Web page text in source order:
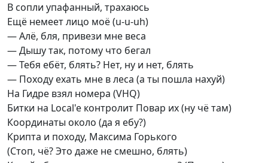
В сопли упафанный, трахаюсь
Ещё немеет лицо моё (u-u-uh)
— Алё, бля, привези мне веса
— Дышу так, потому что бегал
— Тебя ебёт, блять? Нет, ну и нет, блять
— Походу ехать мне в леса (а ты пошла нахуй)
На Гидре взял номера (VHQ)
Битки на Local'e контролит Повар их (ну чё там)
Координаты около (да я ебу?)
Крипта и походу, Максима Горького
(Стоп, чё? Это даже не смешно, блять)